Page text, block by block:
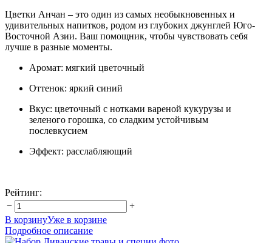
Цветки Анчан – это один из самых необыкновенных и
удивительных напитков, родом из глубоких джунглей Юго-
Восточной Азии. Ваш помощник, чтобы чувствовать себя
лучше в разные моменты.
Аромат: мягкий цветочный
Оттенок: яркий синий
Вкус: цветочный с нотками вареной кукурузы и
зеленого горошка, со сладким устойчивым
послевкусием
Эффект: расслабляющий
Рейтинг:
−
+
В корзинуУже в корзине
Подробное описание